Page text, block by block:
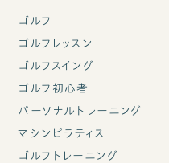
ゴルフ
ゴルフレッスン
ゴルフスイング
ゴルフ初心者
パーソナルトレーニング
マシンピラティス
ゴルフトレーニング